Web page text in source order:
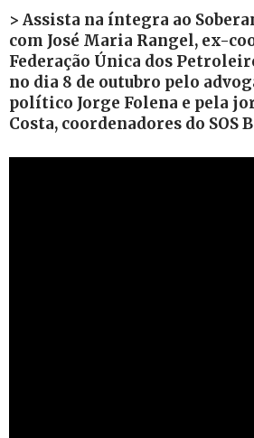
> Assista na íntegra ao
com José Maria Rangel, ex-
Federação Única dos
no dia 8 de outubro pelo
político Jorge Folena e pela
Costa, coordenadores do SOS